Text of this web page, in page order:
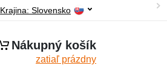
Krajina: Slovensko
Nákupný košík
zatiaľ prázdny